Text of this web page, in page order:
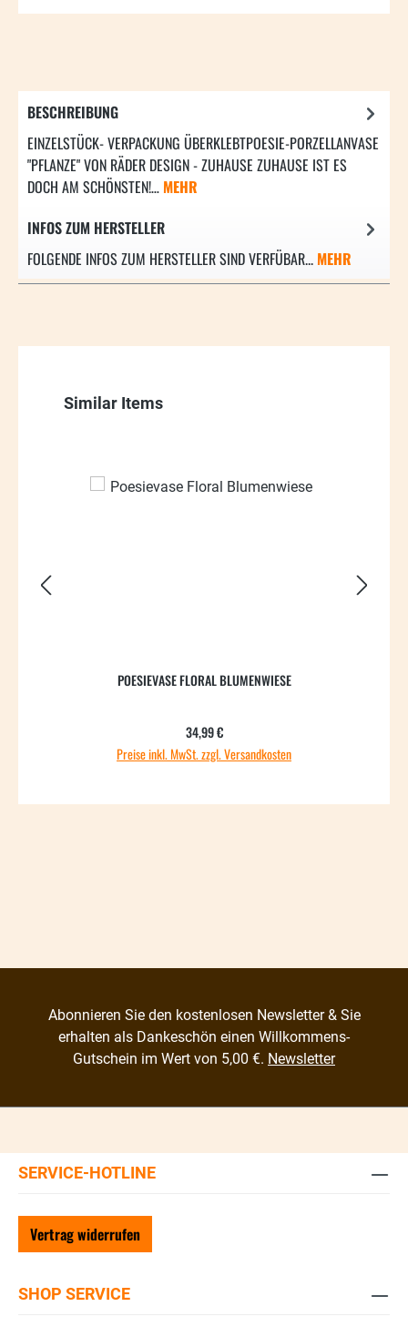
BESCHREIBUNG
EINZELSTÜCK- VERPACKUNG ÜBERKLEBTPOESIE-PORZELLANVASE
"PFLANZE" VON RÄDER DESIGN - ZUHAUSE ZUHAUSE IST ES
DOCH AM SCHÖNSTEN!… MEHR
INFOS ZUM HERSTELLER
FOLGENDE INFOS ZUM HERSTELLER SIND VERFÜBAR... MEHR
Produktgalerie überspringen
Similar Items
POESIEVASE FLORAL BLUMENWIESE
Regulärer Preis:
34,99 €
Preise inkl. MwSt. zzgl. Versandkosten
Abonnieren Sie den kostenlosen Newsletter & Sie
erhalten als Dankeschön einen Willkommens-
Gutschein im Wert von 5,00 €. Newsletter
SERVICE-HOTLINE
Vertrag widerrufen
SHOP SERVICE